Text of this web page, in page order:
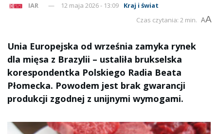
IAR 12 maja 2026 - 13:09
Kraj i świat
Czas czytania: 2 min. AA
Unia Europejska od września zamyka rynek
dla mięsa z Brazylii – ustaliła brukselska
korespondentka Polskiego Radia Beata
Płomecka. Powodem jest brak gwarancji
produkcji zgodnej z unijnymi wymogami.